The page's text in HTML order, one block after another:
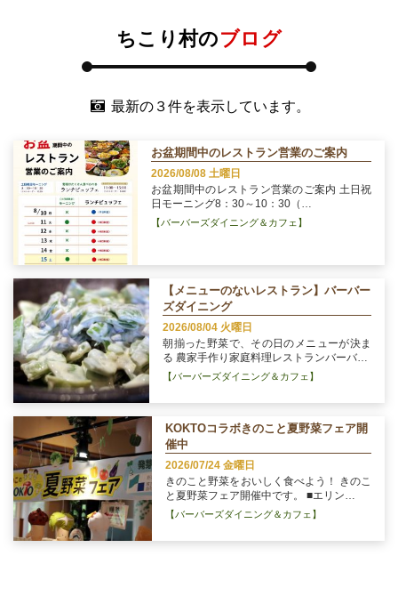
ちこり村のブログ
最新の３件を表示しています。
お盆期間中のレストラン営業のご案内
2026/08/08 土曜日
お盆期間中のレストラン営業のご案内 土日祝
日モーニング8：30～10：30（…
【バーバーズダイニング＆カフェ】
【メニューのないレストラン】バーバー
ズダイニング
2026/08/04 火曜日
朝揃った野菜で、その日のメニューが決ま
る 農家手作り家庭料理レストランバーバ…
【バーバーズダイニング＆カフェ】
KOKTOコラボきのこと夏野菜フェア開
催中
2026/07/24 金曜日
きのこと野菜をおいしく食べよう！ きのこ
と夏野菜フェア開催中です。 ■エリン…
【バーバーズダイニング＆カフェ】